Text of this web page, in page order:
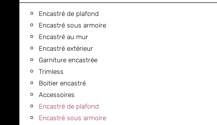
Encastré de plafond
Encastré sous armoire
Encastré au mur
Encastré extérieur
Garniture encastrée
Trimless
Boitier encastré
Accessoires
Encastré de plafond
Encastré sous armoire